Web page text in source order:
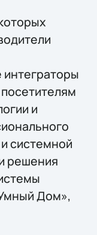
и
системной
решения
Дом»,